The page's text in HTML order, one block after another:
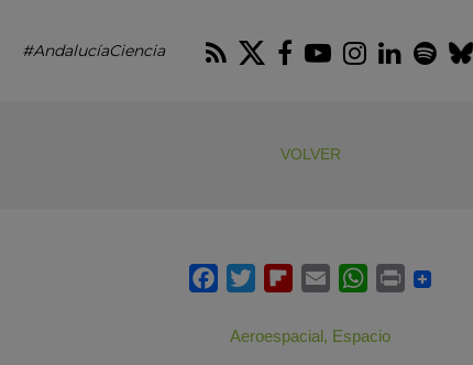
#AndalucíaCiencia RSS Twitter
Facebook
Youtube
VOLVER
Aeroespacial, Espacio